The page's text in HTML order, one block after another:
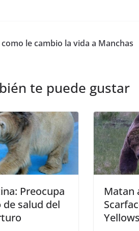
le cambio la vida a Manchas
te puede gustar
Preocupa
de salud del
Matan